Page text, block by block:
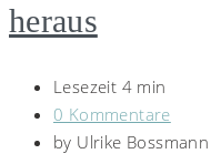
heraus
Lesezeit 4 min
0 Kommentare
by Ulrike Bossmann